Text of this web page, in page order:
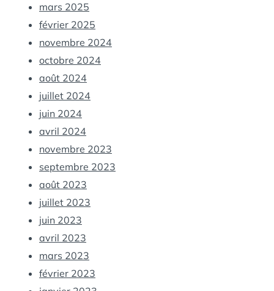
mars 2025
février 2025
novembre 2024
octobre 2024
août 2024
juillet 2024
juin 2024
avril 2024
novembre 2023
septembre 2023
août 2023
juillet 2023
juin 2023
avril 2023
mars 2023
février 2023